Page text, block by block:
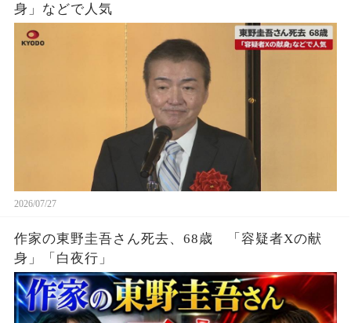
身」などで人気
2026/07/27
作家の東野圭吾さん死去、68歳 「容疑者Xの献
身」「白夜行」